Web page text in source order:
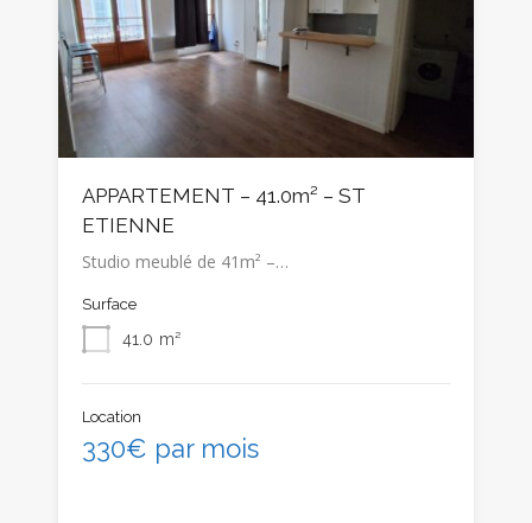
APPARTEMENT – 41.0m² – ST
ETIENNE
Studio meublé de 41m² –…
Surface
41.0 m²
Location
330€ par mois